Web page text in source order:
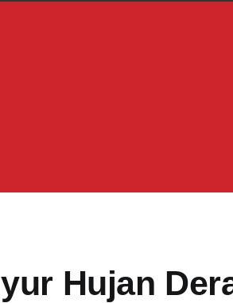
Hujan